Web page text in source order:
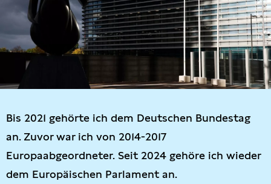
Bis 2021 gehörte ich dem Deutschen Bundestag
an. Zuvor war ich von 2014-2017
Europaabgeordneter. Seit 2024 gehöre ich wieder
dem Europäischen Parlament an.